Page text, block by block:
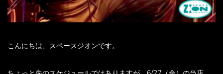
こんにちは、スペースジオンです。